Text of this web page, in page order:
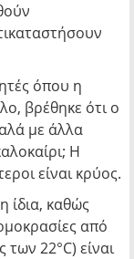
όπου η
βρέθηκε ότι ο
με άλλα
Η
είναι κρύος.
ίδια, καθώς
από
22°C) είναι